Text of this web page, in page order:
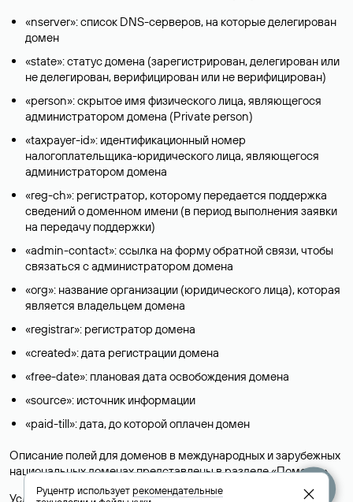
«nserver»: список DNS-серверов, на которые делегирован
домен
«state»: статус домена (зарегистрирован, делегирован или
не делегирован, верифицирован или не верифицирован)
«person»: скрытое имя физического лица, являющегося
администратором домена (Privatе person)
«taxpayer-id»: идентификационный номер
налогоплательщика-юридического лица, являющегося
администратором домена
«reg-ch»: регистратор, которому передается поддержка
сведений о доменном имени (в период выполнения заявки
на передачу поддержки)
«admin-contact»: ссылка на форму обратной связи, чтобы
связаться с администратором домена
«org»: название организации (юридического лица), которая
является владельцем домена
«registrar»: регистратор домена
«created»: дата регистрации домена
«free-date»: плановая дата освобождения домена
«source»: источник информации
«paid-till»: дата, до которой оплачен домен
Описание полей для доменов в международных и зарубежных
национальных доменах представлены в разделе «Помощь».
Условия использования Whois-сервиса
Руцентр используетрекомендательные